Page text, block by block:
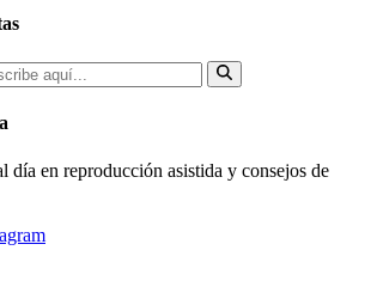
día en reproducción asistida y consejos de